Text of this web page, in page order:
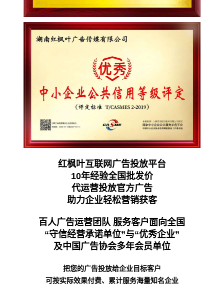
红枫叶互联网广告投放平台
10年经验全国批发价
代运营投放官方广告
助力企业轻松营销获客
百人广告运营团队 服务客户面向全国
“守信经营承诺单位”与“优秀企业”
及中国广告协会多年会员单位
把您的广告投放给企业目标客户
可按实际效果付费、累计服务海量知名企业